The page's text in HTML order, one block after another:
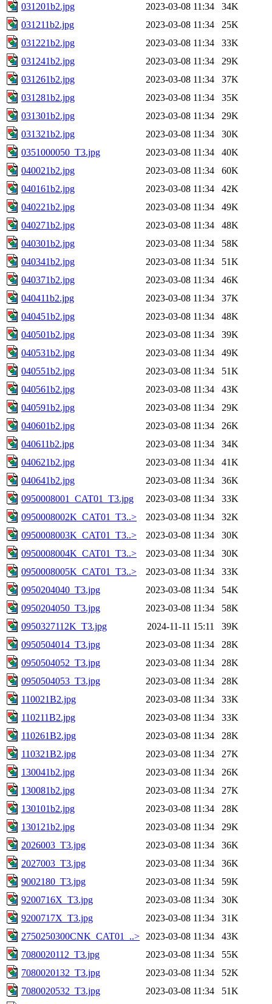
031201b2.jpg
2023-03-08 11:34
34K
031211b2.jpg
2023-03-08 11:34
25K
031221b2.jpg
2023-03-08 11:34
33K
031241b2.jpg
2023-03-08 11:34
29K
031261b2.jpg
2023-03-08 11:34
37K
031281b2.jpg
2023-03-08 11:34
35K
031301b2.jpg
2023-03-08 11:34
29K
031321b2.jpg
2023-03-08 11:34
30K
0351000050_T3.jpg
2023-03-08 11:34
40K
040021b2.jpg
2023-03-08 11:34
60K
040161b2.jpg
2023-03-08 11:34
42K
040221b2.jpg
2023-03-08 11:34
49K
040271b2.jpg
2023-03-08 11:34
48K
040301b2.jpg
2023-03-08 11:34
58K
040341b2.jpg
2023-03-08 11:34
51K
040371b2.jpg
2023-03-08 11:34
46K
040411b2.jpg
2023-03-08 11:34
37K
040451b2.jpg
2023-03-08 11:34
48K
040501b2.jpg
2023-03-08 11:34
39K
040531b2.jpg
2023-03-08 11:34
49K
040551b2.jpg
2023-03-08 11:34
51K
040561b2.jpg
2023-03-08 11:34
43K
040591b2.jpg
2023-03-08 11:34
29K
040601b2.jpg
2023-03-08 11:34
26K
040611b2.jpg
2023-03-08 11:34
34K
040621b2.jpg
2023-03-08 11:34
41K
040641b2.jpg
2023-03-08 11:34
36K
0950008001_CAT01_T3.jpg
2023-03-08 11:34
33K
0950008002K_CAT01_T3..>
2023-03-08 11:34
32K
0950008003K_CAT01_T3..>
2023-03-08 11:34
30K
0950008004K_CAT01_T3..>
2023-03-08 11:34
30K
0950008005K_CAT01_T3..>
2023-03-08 11:34
33K
0950204040_T3.jpg
2023-03-08 11:34
54K
0950204050_T3.jpg
2023-03-08 11:34
58K
0950327112K_T3.jpg
2024-11-11 15:11
39K
0950504014_T3.jpg
2023-03-08 11:34
28K
0950504052_T3.jpg
2023-03-08 11:34
28K
0950504053_T3.jpg
2023-03-08 11:34
28K
110021B2.jpg
2023-03-08 11:34
33K
110211B2.jpg
2023-03-08 11:34
33K
110261B2.jpg
2023-03-08 11:34
28K
110321B2.jpg
2023-03-08 11:34
27K
130041b2.jpg
2023-03-08 11:34
26K
130081b2.jpg
2023-03-08 11:34
27K
130101b2.jpg
2023-03-08 11:34
28K
130121b2.jpg
2023-03-08 11:34
29K
2026003_T3.jpg
2023-03-08 11:34
36K
2027003_T3.jpg
2023-03-08 11:34
36K
9002180_T3.jpg
2023-03-08 11:34
59K
9200716X_T3.jpg
2023-03-08 11:34
30K
9200717X_T3.jpg
2023-03-08 11:34
31K
2750250300CNK_CAT01_..>
2023-03-08 11:34
43K
7080020112_T3.jpg
2023-03-08 11:34
55K
7080020132_T3.jpg
2023-03-08 11:34
52K
7080020532_T3.jpg
2023-03-08 11:34
51K